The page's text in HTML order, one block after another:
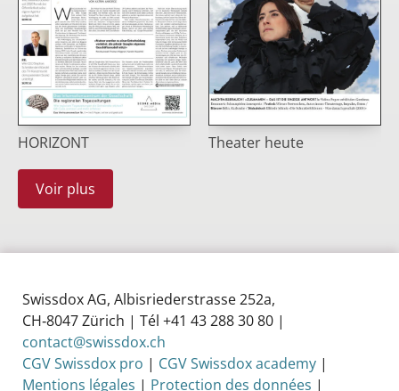
HORIZONT Theater heute
Voir plus
Swissdox AG, Albisriederstrasse 252a,
CH‑8047 Zürich | Tél +41 43 288 30 80 |
contact@swissdox.ch
CGV Swissdox pro | CGV Swissdox academy |
Mentions légales | Protection des données |